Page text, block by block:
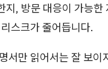
지, 방문 대응이 가능한
스크가 줄어듭니다.
서만 읽어서는 잘 보이